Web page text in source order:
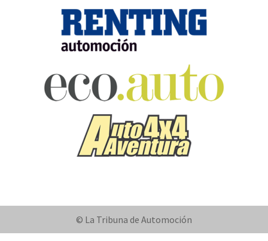
© La Tribuna de Automoción